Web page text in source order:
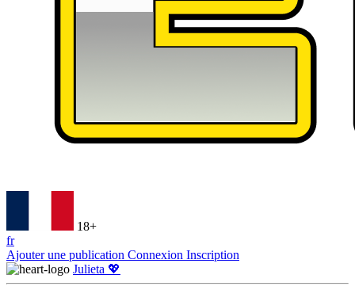
18+
fr
Ajouter une publication Connexion Inscription
Julieta 💖